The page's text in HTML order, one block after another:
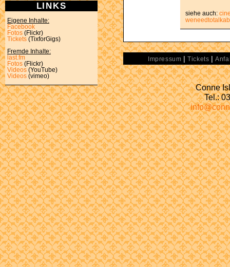
LINKS
Eigene Inhalte:
Facebook
Fotos (Flickr)
Tickets (TixforGigs)
Fremde Inhalte:
last.fm
Fotos (Flickr)
Videos (YouTube)
Videos (vimeo)
siehe auch:
Impressum |Tickets |
Conne
Tel.: